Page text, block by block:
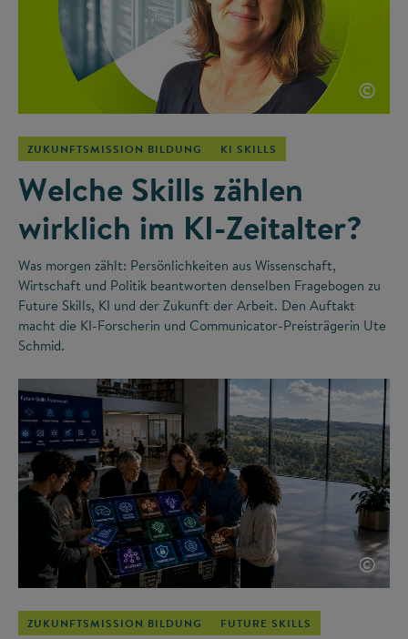
©
ZUKUNFTSMISSION BILDUNG KI SKILLS
Welche Skills zählen
wirklich im KI-Zeitalter?
Was morgen zählt: Persönlichkeiten aus Wissenschaft,
Wirtschaft und Politik beantworten denselben Fragebogen zu
Future Skills, KI und der Zukunft der Arbeit. Den Auftakt
macht die KI-Forscherin und Communicator-Preisträgerin Ute
Schmid.
©
ZUKUNFTSMISSION BILDUNG FUTURE SKILLS